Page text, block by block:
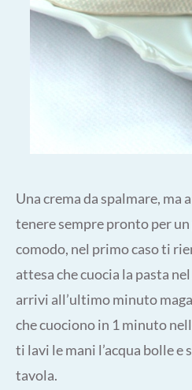
Una crema da spalmare, ma
tenere sempre pronto per
comodo, nel primo caso ti
attesa che cuocia la pasta
arrivi all’ultimo minuto
che cuociono in 1 minuto
ti lavi le mani l’acqua bolle e
tavola.